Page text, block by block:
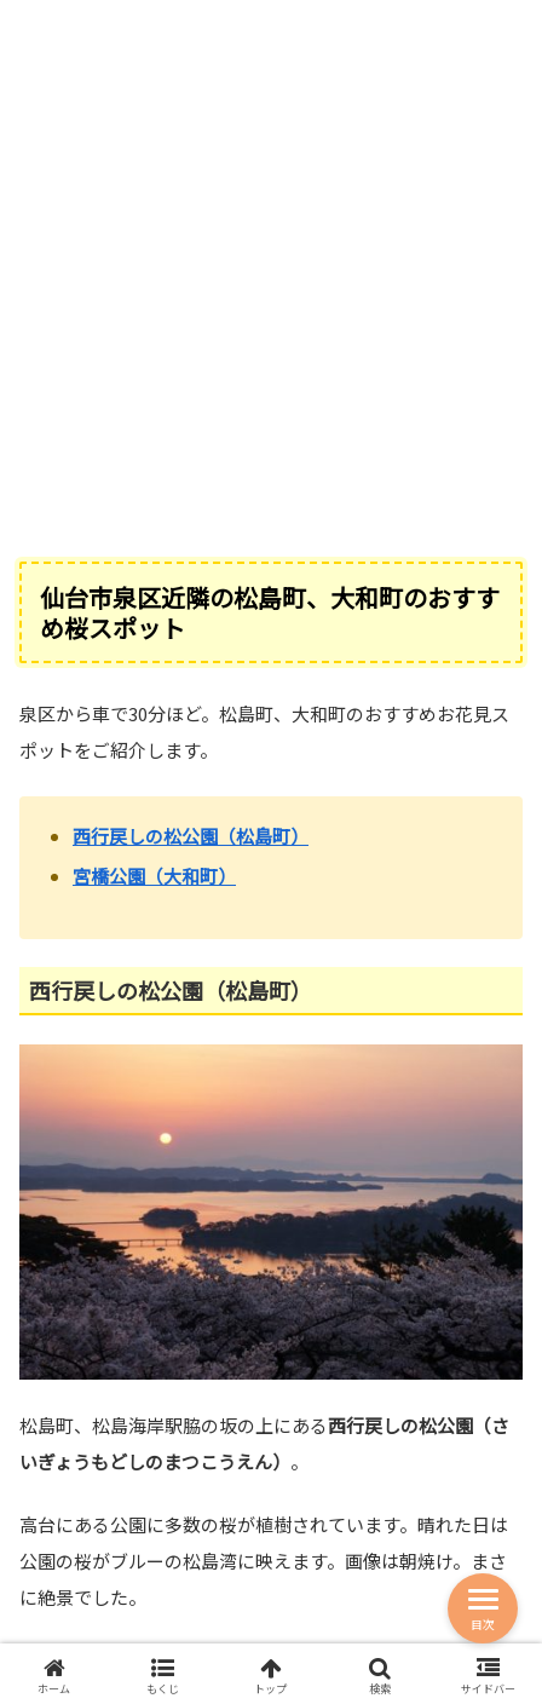
仙台市泉区近隣の松島町、大和町のおすす
め桜スポット
泉区から車で30分ほど。松島町、大和町のおすすめお花見ス
ポットをご紹介します。
西行戻しの松公園（松島町）
宮橋公園（大和町）
西行戻しの松公園（松島町）
松島町、松島海岸駅脇の坂の上にある西行戻しの松公園（さ
いぎょうもどしのまつこうえん） 。
高台にある公園に多数の桜が植樹されています。晴れた日は
公園の桜がブルーの松島湾に映えます。画像は朝焼け。まさ
に絶景でした。
西行戻しの松公園｜朝焼けの桜が美しい。
絶景カフェのある癒しスポット【宮城県松
ホーム もくじ トップ 検索 サイドバー
目次